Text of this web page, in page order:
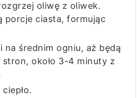
oliwę z oliwek.
porcje ciasta, formując
na średnim ogniu, aż będą
stron, około 3-4 minuty z